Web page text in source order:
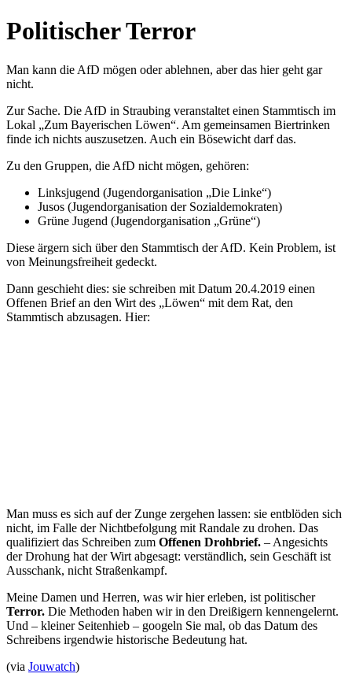
Politischer Terror
Man kann die AfD mögen oder ablehnen, aber das hier geht gar
nicht.
Zur Sache. Die AfD in Straubing veranstaltet einen Stammtisch im
Lokal „Zum Bayerischen Löwen“. Am gemeinsamen Biertrinken
finde ich nichts auszusetzen. Auch ein Bösewicht darf das.
Zu den Gruppen, die AfD nicht mögen, gehören:
Linksjugend (Jugendorganisation „Die Linke“)
Jusos (Jugendorganisation der Sozialdemokraten)
Grüne Jugend (Jugendorganisation „Grüne“)
Diese ärgern sich über den Stammtisch der AfD. Kein Problem, ist
von Meinungsfreiheit gedeckt.
Dann geschieht dies: sie schreiben mit Datum 20.4.2019 einen
Offenen Brief an den Wirt des „Löwen“ mit dem Rat, den
Stammtisch abzusagen. Hier:
Man muss es sich auf der Zunge zergehen lassen: sie entblöden sich
nicht, im Falle der Nichtbefolgung mit Randale zu drohen. Das
qualifiziert das Schreiben zum Offenen Drohbrief. – Angesichts
der Drohung hat der Wirt abgesagt: verständlich, sein Geschäft ist
Ausschank, nicht Straßenkampf.
Meine Damen und Herren, was wir hier erleben, ist politischer
Terror. Die Methoden haben wir in den Dreißigern kennengelernt.
Und – kleiner Seitenhieb – googeln Sie mal, ob das Datum des
Schreibens irgendwie historische Bedeutung hat.
(via Jouwatch)